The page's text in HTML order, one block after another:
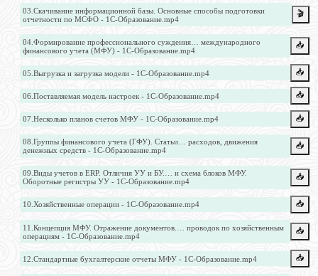
03.Скачивание информационной базы. Основные способы подготовки
отчетности по МСФО - 1С-Образование.mp4
🎬
04.Формирование профессионального суждения… международного
финансового учета (МФУ) - 1С-Образование.mp4
📥️
05.Выгрузка и загрузка модели - 1С-Образование.mp4 📥️
06.Поставляемая модель настроек - 1С-Образование.mp4 📥️
07.Несколько планов счетов МФУ - 1С-Образование.mp4 📥️
08.Группы финансового учета (ГФУ). Статьи… расходов, движения
денежных средств - 1С-Образование.mp4
📥️
09.Виды учетов в ERP. Отличия УУ и БУ.… и схема блоков МФУ.
Оборотные регистры УУ - 1С-Образование.mp4
📥️
10.Хозяйственные операции - 1С-Образование.mp4 📥️
11.Концепция МФУ. Отражение документов.… проводок по хозяйственным
операциям - 1С-Образование.mp4
📥️
12.Стандартные бухгалтерские отчеты МФУ - 1С-Образование.mp4 📥️